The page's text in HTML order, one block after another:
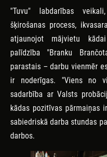
"Tuvu" labdarības
šķirošanas process,
atjaunojot mājvietu
palīdzība "Branku
parastais – darbu vienmēr
ir noderīgas. "Viens no
sadarbība ar Valsts
kādas pozitīvas pārmaiņas
sabiedriskā darba stundas
darbos.